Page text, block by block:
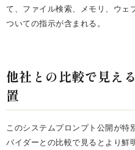
て、ファイル検索、メモリ、ウェ
ついての指示が含まれる。
他社との比較で見
置
このシステムプロンプト公開が特
バイダーとの比較で見るとより